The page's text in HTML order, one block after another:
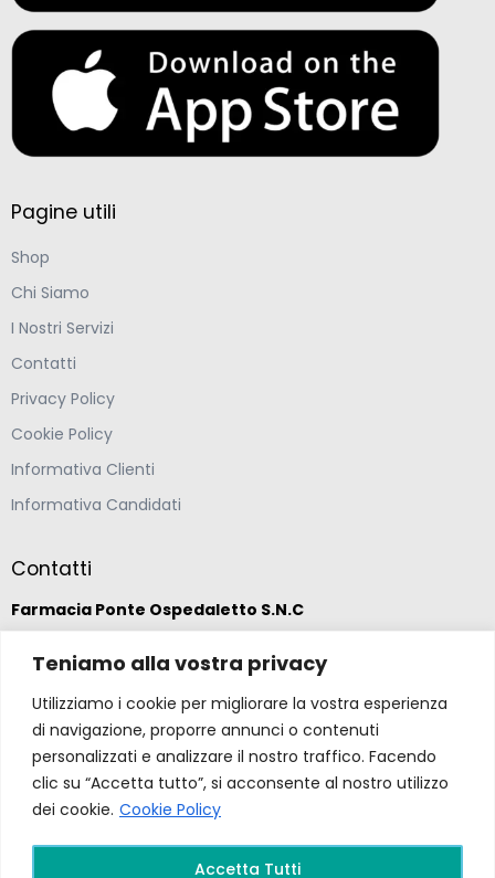
Teniamo alla vostra privacy
Utilizziamo i cookie per migliorare la vostra esperienza
di navigazione, proporre annunci o contenuti
personalizzati e analizzare il nostro traffico. Facendo
clic su “Accetta tutto”, si acconsente al nostro utilizzo
dei cookie. Cookie Policy
Accetta Tutti
Pagine utili
Shop
Chi Siamo
I Nostri Servizi
Contatti
Privacy Policy
Cookie Policy
Informativa Clienti
Informativa Candidati
Contatti
Farmacia Ponte Ospedaletto S.N.C
Via della Solidarietà 2,
47020 Longiano, Forlì-Cesena
(39) 0547 57265
farmacia@ponteospedaletto.it